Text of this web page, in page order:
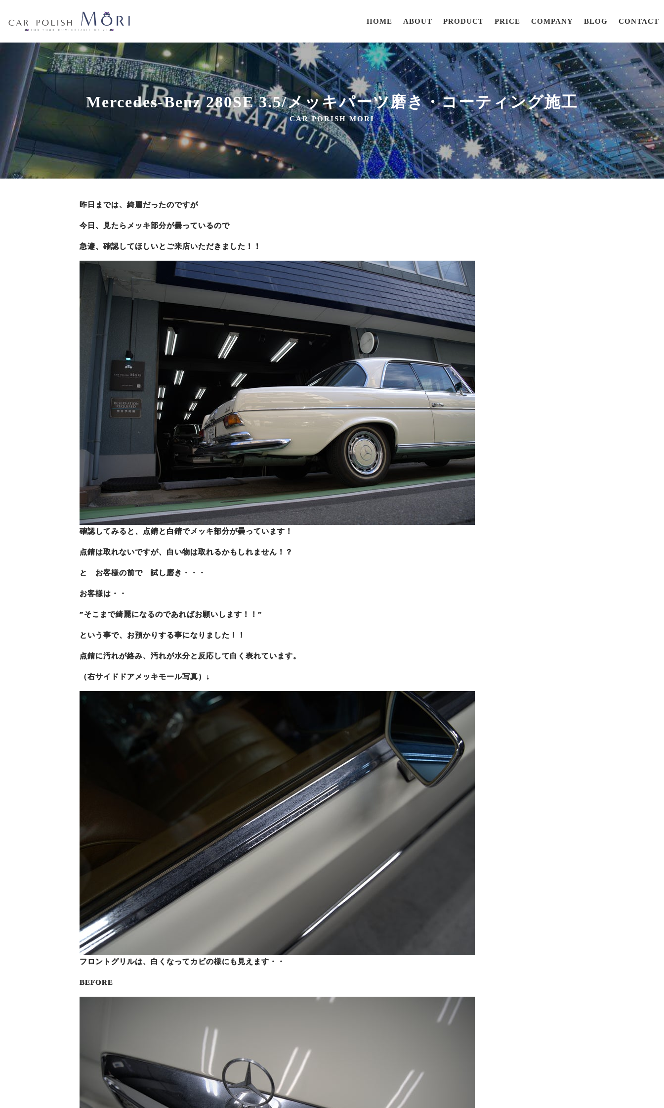
HOME ABOUT PRODUCT PRICE COMPANY BLOG CONTACT
Mercedes-Benz 280SE 3.5/メッキパーツ磨き・コーティング施工
CAR PORISH MORI
昨日までは、綺麗だったのですが
今日、見たらメッキ部分が曇っているので
急遽、確認してほしいとご来店いただきました！！
確認してみると、点錆と白錆でメッキ部分が曇っています！
点錆は取れないですが、白い物は取れるかもしれません！？
と お客様の前で 試し磨き・・・
お客様は・・
”そこまで綺麗になるのであればお願いします！！”
という事で、お預かりする事になりました！！
点錆に汚れが絡み、汚れが水分と反応して白く表れています。
（右サイドドアメッキモール写真）↓
フロントグリルは、白くなってカビの様にも見えます・・
BEFORE